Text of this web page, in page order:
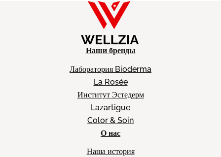
Наши бренды
Лаборатория Bioderma
La Rosée
Институт Эстедерм
Lazartigue
Color & Soin
О нас
Наша история